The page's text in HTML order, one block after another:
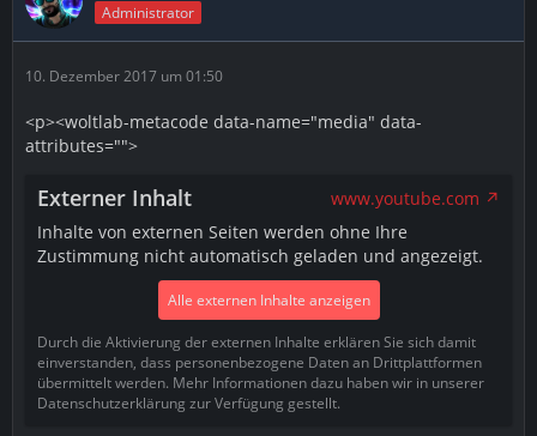
Administrator
10. Dezember 2017 um 01:50
<p><woltlab-metacode data-name="media" data-
attributes="">
Externer Inhalt
www.youtube.com
Inhalte von externen Seiten werden ohne Ihre
Zustimmung nicht automatisch geladen und angezeigt.
Alle externen Inhalte anzeigen
Durch die Aktivierung der externen Inhalte erklären Sie sich damit
einverstanden, dass personenbezogene Daten an Drittplattformen
übermittelt werden. Mehr Informationen dazu haben wir in unserer
Datenschutzerklärung zur Verfügung gestellt.